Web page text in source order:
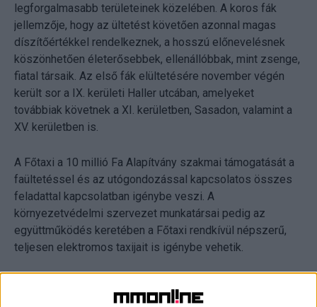
legforgalmasabb területeinek közelében. A koros fák
jellemzője, hogy az ültetést követően azonnal magas
díszítőértékkel rendelkeznek, a hosszú előnevelésnek
köszönhetően életerősebbek, ellenállóbbak, mint zsenge,
fiatal társaik. Az első fák elültetésére november végén
került sor a IX. kerületi Haller utcában, amelyeket
továbbiak követnek a XI. kerületben, Sasadon, valamint a
XV. kerületben is.
A Főtaxi a 10 millió Fa Alapítvány szakmai támogatását a
faültetéssel és az utógondozással kapcsolatos összes
feladattal kapcsolatban igénybe veszi. A
környezetvédelmi szervezet munkatársai pedig az
együttműködés keretében a Főtaxi rendkívül népszerű,
teljesen elektromos taxijait is igénybe vehetik.
felelősségünk van a károsanyag-kibocsátás